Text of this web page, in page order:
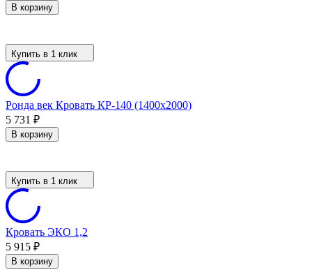
В корзину
Купить в 1 клик
Ронда век Кровать КР-140 (1400х2000)
5 731 ₽
В корзину
Купить в 1 клик
Кровать ЭКО 1,2
5 915 ₽
В корзину